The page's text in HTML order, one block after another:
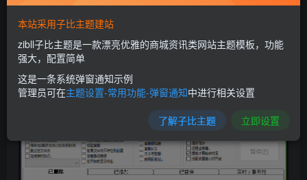
本站采用子比主题建站
zibll子比主题是一款漂亮优雅的商城资讯类网站主题模板，功能
强大，配置简单
这是一条系统弹窗通知示例
管理员可在主题设置-常用功能-弹窗通知中进行相关设置
了解子比主题 立即设置